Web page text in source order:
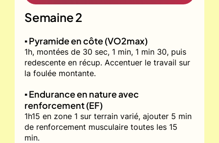
Semaine 2
▪️ Pyramide en côte (VO2max)
1h, montées de 30 sec, 1 min, 1 min 30, puis
redescente en récup. Accentuer le travail sur
la foulée montante.
▪️ Endurance en nature avec
renforcement (EF)
1h15 en zone 1 sur terrain varié, ajouter 5 min
de renforcement musculaire toutes les 15
min.